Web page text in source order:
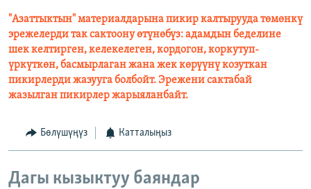
"Азаттыктын" материалдарына пикир калтырууда төмөнкү
эрежелерди так сактоону өтүнөбүз: адамдын беделине
шек келтирген, келекелеген, кордогон, коркутуп-
үркүткөн, басмырлаган жана жек көрүүнү козуткан
пикирлерди жазууга болбойт. Эрежени сактабай
жазылган пикирлер жарыяланбайт.
Бөлүшүңүз Катталыңыз
Дагы кызыктуу баяндар